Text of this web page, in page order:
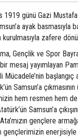
1919 günü Gazi
ayak basmasıyla
kurulmasıyla zafere
Gençlik ve Spor
bir mesaj yayımlayan
Mücadele’nin başlangıç
Samsun’a
hem resmen hem de
Samsun’a
gençlere
gençlerimizin